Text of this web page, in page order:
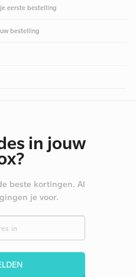
eerste bestelling
bestelling
in jouw
beste kortingen. Al
je voor.